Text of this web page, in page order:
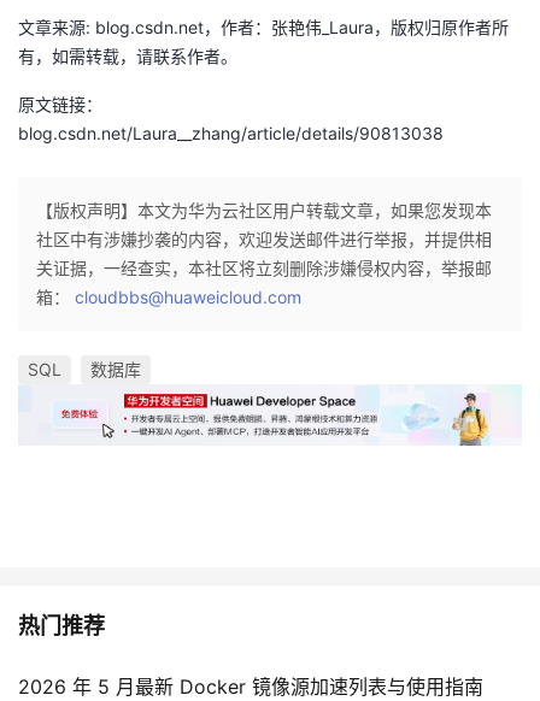
验
收
藏
议
文章来源: blog.csdn.net，作者：张艳伟_Laura，版权归原作者所
有，如需转载，请联系作者。
原文链接：
blog.csdn.net/Laura__zhang/article/details/90813038
【版权声明】本文为华为云社区用户转载文章，如果您发现本
社区中有涉嫌抄袭的内容，欢迎发送邮件进行举报，并提供相
关证据，一经查实，本社区将立刻删除涉嫌侵权内容，举报邮
箱： cloudbbs@huaweicloud.com
SQL 数据库
热门推荐
2026 年 5 月最新 Docker 镜像源加速列表与使用指南